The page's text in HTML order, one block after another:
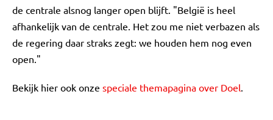
de centrale alsnog langer open blijft. "België is heel
afhankelijk van de centrale. Het zou me niet verbazen als
de regering daar straks zegt: we houden hem nog even
open."
Bekijk hier ook onze speciale themapagina over Doel.